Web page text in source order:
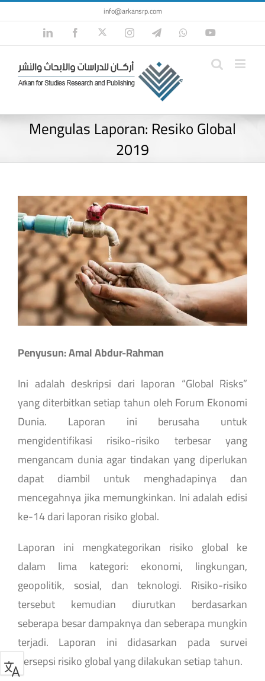
Skip
to
content
info@arkansrp.com
LinkedIn FacebookTwitterInstagramTelegramWhatsApp
Mengulas Laporan: Resiko Global
2019
View
Larger
Image
Penyusun: Amal Abdur-Rahman
Ini adalah deskripsi dari laporan “Global Risks”
yang diterbitkan setiap tahun oleh Forum Ekonomi
Dunia. Laporan ini berusaha untuk
mengidentifikasi risiko-risiko terbesar yang
mengancam dunia agar tindakan yang diperlukan
dapat diambil untuk menghadapinya dan
mencegahnya jika memungkinkan. Ini adalah edisi
ke-14 dari laporan risiko global.
Laporan ini mengkategorikan risiko global ke
dalam lima kategori: ekonomi, lingkungan,
geopolitik, sosial, dan teknologi. Risiko-risiko
tersebut kemudian diurutkan berdasarkan
seberapa besar dampaknya dan seberapa mungkin
terjadi. Laporan ini didasarkan pada survei
persepsi risiko global yang dilakukan setiap tahun.